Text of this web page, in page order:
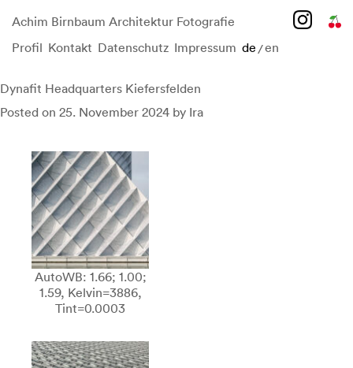
Achim Birnbaum Architektur Fotografie
Profil Kontakt Datenschutz Impressum de/en
Skip
content
Dynafit Headquarters Kiefersfelden
Posted on 25. November 2024 by Ira
AutoWB: 1.66; 1.00;
1.59, Kelvin=3886,
Tint=0.0003